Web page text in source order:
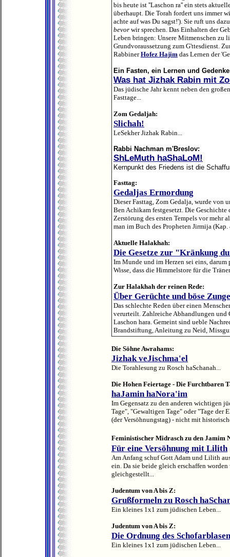
bis heute ist ''Laschon ra'' ein stets
überhaupt. Die Torah fordert uns immer
achte auf was Du sagst!'). Sie ruft uns
bevor wir sprechen. Das Einhalten der
Leben bringen: Unsere Mitmenschen zu
Grundvoraussetzung zum G'ttesdienst.
RabbinerHofez Hajim das Lernen der
Ein Fasten, ein Lernen und
Was hat Jizhak Rabin mit
Das jüdische Jahr kennt neben den
Fasttage...
Zom Gedaljah:
Slichah!
LeSekher Jizhak Rabin...
Rabbi Nachman m'Breslov:
ShLeMuth haShaLoM!
Kernpunkt des Friedens ist die
Fasttag:
Gedaljas Ermordung
Dieser Fasttag, Zom Gedalja, wurde von
Ben Achikam festgesetzt. Die
Zerstörung des ersten Tempels vor mehr
man im Buch des Propheten Jirmija (Kap.
Aktuelle Halakhah:
Die Gesetze zur "Kränkung
Im Munde und im Herzen sei eins,
Wisse, dass die Himmelstore für die
Zur Halakhah der reinen Rede:
Über Gerüchte und böse
Das schlechte Reden über einen
verurteilt. Zahlreiche Abhandlungen und
Laschon hara. Gemeint sind ueble
Brandstiftung, Anleitung zu Neid,
Die Söhne Awrahams:
Jizhak veJischma'el
Die Torahlesung zu Rosch haSchanah...
Die Hohen Feiertage - Die Furchtbaren
haJamin haNora'im
Im Gegensatz zu den anderen wichtigen
Tage", "Gewaltigen Tage" oder "Tage der
(der Versöhnungstag) - nicht mit
Feministischer Midrasch zu den Jamim
Für eine Versöhnung mit Lilith
Am Anfang schuf Gott Adam und Lilith
ein. Da sie beide gleich erschaffen
gleichgestellt...
Judentum von A bis Z:
Grußformeln zu Rosch
Ein kleines 1x1 zum jüdischen Leben...
Judentum von A bis Z:
Die Ordnung des
Ein kleines 1x1 zum jüdischen Leben...